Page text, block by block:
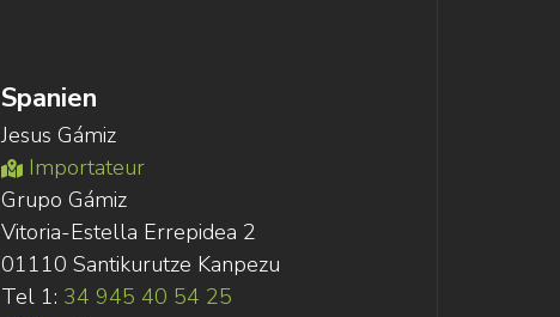
Spanien
Jesus Gámiz
Importateur
Grupo Gámiz
Vitoria-Estella Errepidea 2
01110 Santikurutze Kanpezu
Tel 1: 34 945 40 54 25